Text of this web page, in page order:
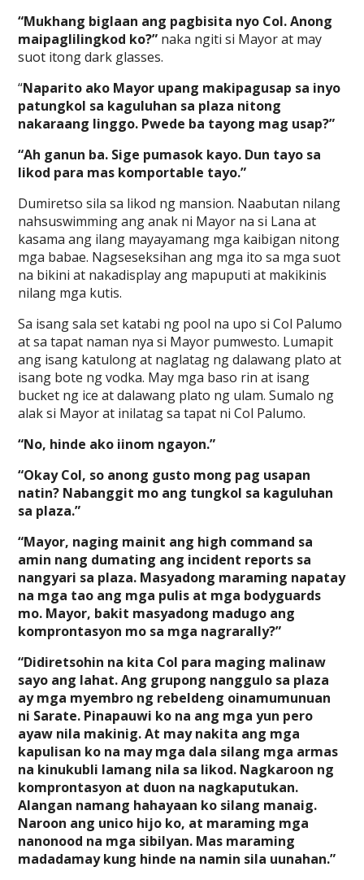
“Mukhang biglaan ang pagbisita nyo Col. Anong
maipaglilingkod ko?” naka ngiti si Mayor at may
suot itong dark glasses.
“Naparito ako Mayor upang makipagusap sa inyo
patungkol sa kaguluhan sa plaza nitong
nakaraang linggo. Pwede ba tayong mag usap?”
“Ah ganun ba. Sige pumasok kayo. Dun tayo sa
likod para mas komportable tayo.”
Dumiretso sila sa likod ng mansion. Naabutan nilang
nahsuswimming ang anak ni Mayor na si Lana at
kasama ang ilang mayayamang mga kaibigan nitong
mga babae. Nagseseksihan ang mga ito sa mga suot
na bikini at nakadisplay ang mapuputi at makikinis
nilang mga kutis.
Sa isang sala set katabi ng pool na upo si Col Palumo
at sa tapat naman nya si Mayor pumwesto. Lumapit
ang isang katulong at naglatag ng dalawang plato at
isang bote ng vodka. May mga baso rin at isang
bucket ng ice at dalawang plato ng ulam. Sumalo ng
alak si Mayor at inilatag sa tapat ni Col Palumo.
“No, hinde ako iinom ngayon.”
“Okay Col, so anong gusto mong pag usapan
natin? Nabanggit mo ang tungkol sa kaguluhan
sa plaza.”
“Mayor, naging mainit ang high command sa
amin nang dumating ang incident reports sa
nangyari sa plaza. Masyadong maraming napatay
na mga tao ang mga pulis at mga bodyguards
mo. Mayor, bakit masyadong madugo ang
komprontasyon mo sa mga nagrarally?”
“Didiretsohin na kita Col para maging malinaw
sayo ang lahat. Ang grupong nanggulo sa plaza
ay mga myembro ng rebeldeng oinamumunuan
ni Sarate. Pinapauwi ko na ang mga yun pero
ayaw nila makinig. At may nakita ang mga
kapulisan ko na may mga dala silang mga armas
na kinukubli lamang nila sa likod. Nagkaroon ng
komprontasyon at duon na nagkaputukan.
Alangan namang hahayaan ko silang manaig.
Naroon ang unico hijo ko, at maraming mga
nanonood na mga sibilyan. Mas maraming
madadamay kung hinde na namin sila uunahan.”